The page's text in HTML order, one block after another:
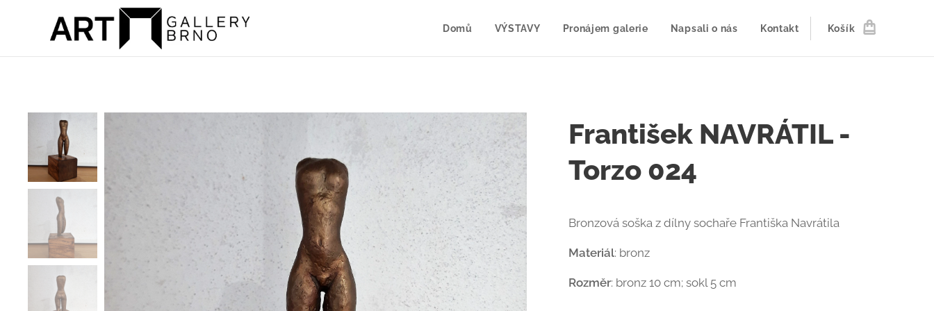
Domů VÝSTAVY Pronájem galerie Napsali o nás Kontakt Košík
František NAVRÁTIL -
Torzo 024
Bronzová soška z dílny sochaře Františka Navrátila
Materiál: bronz
Rozměr: bronz 10 cm; sokl 5 cm